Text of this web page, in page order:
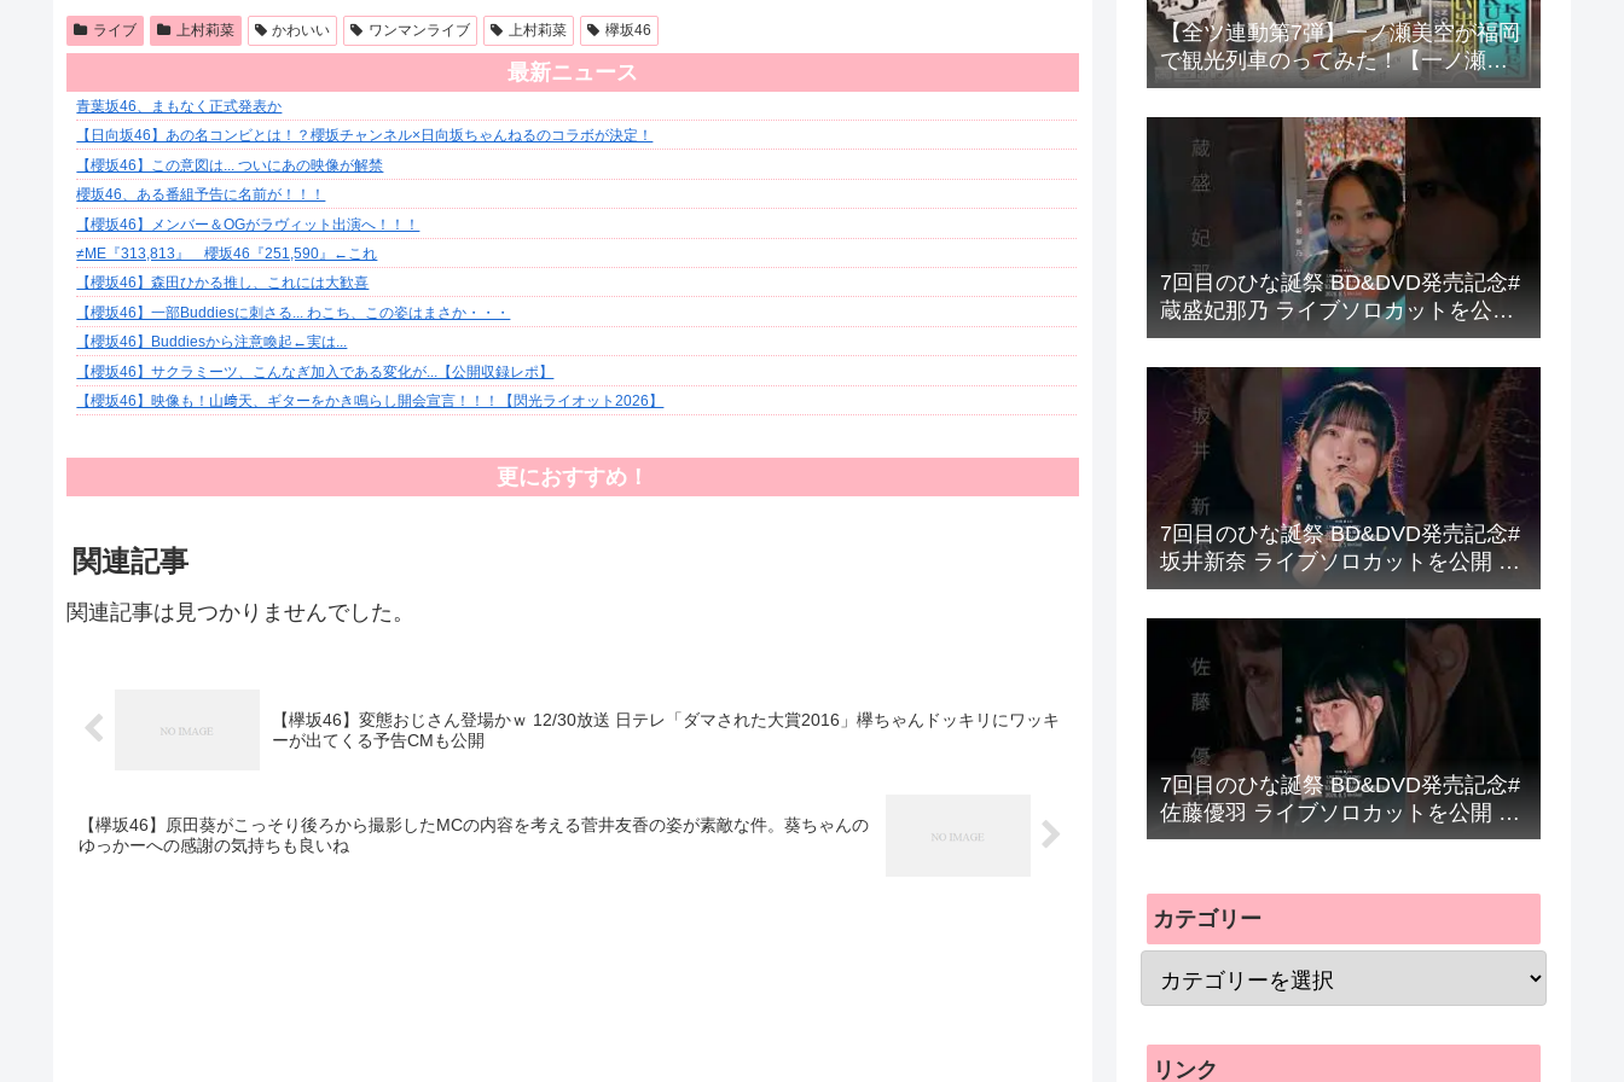
ライブ 上村莉菜 かわいい ワンマンライブ 上村莉菜 欅坂46
最新ニュース
青葉坂46、まもなく正式発表か
【日向坂46】あの名コンビとは！？櫻坂チャンネル×日向坂ちゃんねるのコラボが決定！
【櫻坂46】この意図は... ついにあの映像が解禁
櫻坂46、ある番組予告に名前が！！！
【櫻坂46】メンバー＆OGがラヴィット出演へ！！！
≠ME『313,813』 櫻坂46『251,590』←これ
【櫻坂46】森田ひかる推し、これには大歓喜
【櫻坂46】一部Buddiesに刺さる... わこち、この姿はまさか・・・
【櫻坂46】Buddiesから注意喚起←実は...
【櫻坂46】サクラミーツ、こんなぎ加入である変化が...【公開収録レポ】
【櫻坂46】映像も！山﨑天、ギターをかき鳴らし開会宣言！！！【閃光ライオット2026】
更におすすめ！
関連記事
関連記事は見つかりませんでした。
【欅坂46】変態おじさん登場かｗ 12/30放送 日テレ「ダマされた大賞2016」欅ちゃんドッキリにワッキ
ーが出てくる予告CMも公開
【欅坂46】原田葵がこっそり後ろから撮影したMCの内容を考える菅井友香の姿が素敵な件。葵ちゃんの
ゆっかーへの感謝の気持ちも良いね
【全ツ連動第7弾】一ノ瀬美空が福岡
で観光列車のってみた！【一ノ瀬列
車旅第3弾】
7回目のひな誕祭 BD&DVD発売記念#
蔵盛妃那乃 ライブソロカットを公開
#日向坂46 #hinatazaka46 #
7回目のひな誕祭 BD&DVD発売記念#
坂井新奈 ライブソロカットを公開 #
日向坂46 #hinatazaka46 #
7回目のひな誕祭 BD&DVD発売記念#
佐藤優羽 ライブソロカットを公開 #
日向坂46 #hinatazaka46 #
カテゴリー
リンク